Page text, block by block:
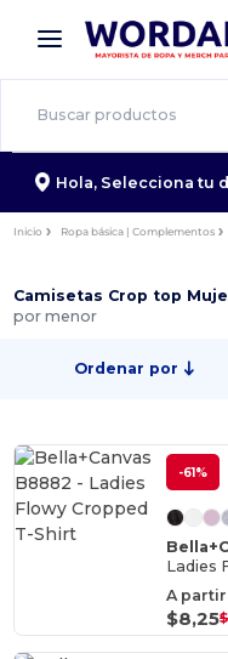
× App de
¡Mejores precios
Hola, Selecciona tu
Inicio Ropa básica | Complementos
Camisetas Crop top
por menor
Ordenar por
-61%
Ladies
A
$8,25